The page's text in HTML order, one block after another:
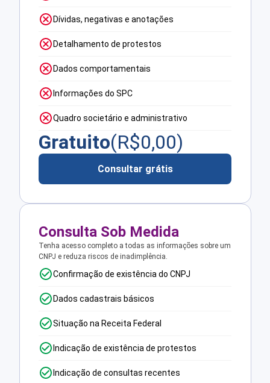
Dívidas, negativas e anotações
Detalhamento de protestos
Dados comportamentais
Informações do SPC
Quadro societário e administrativo
Gratuito(R$0,00)
Consultar grátis
Consulta Sob Medida
Tenha acesso completo a todas as informações sobre um
CNPJ e reduza riscos de inadimplência.
Confirmação de existência do CNPJ
Dados cadastrais básicos
Situação na Receita Federal
Indicação de existência de protestos
Indicação de consultas recentes